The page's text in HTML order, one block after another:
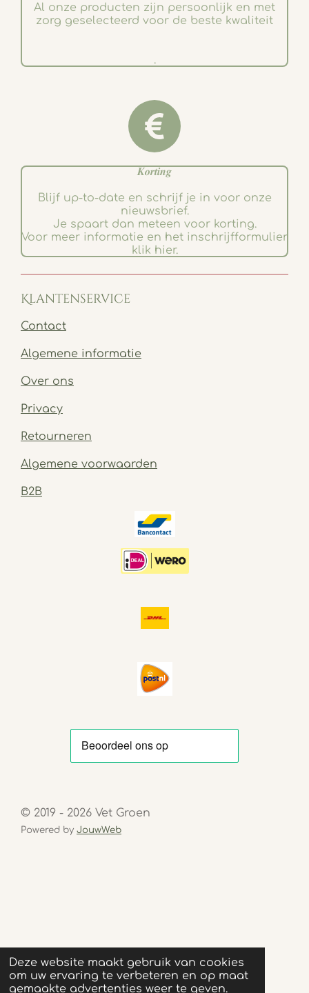
Deze website maakt gebruik van cookies
om uw ervaring te verbeteren en op maat
gemaakte advertenties weer te geven.
Al onze producten zijn persoonlijk en met
zorg geselecteerd voor de beste kwaliteit
.
𝑲𝒐𝒓𝒕𝒊𝒏𝒈
Blijf up-to-date en schrijf je in voor onze
nieuwsbrief.
Je spaart dan meteen voor korting.
Voor meer informatie en het inschrijfformulier
klik hier.
Klantenservice
Contact
Algemene informatie
Over ons
Privacy
Retourneren
Algemene voorwaarden
B2B
© 2019 - 2026 Vet Groen
Powered by JouwWeb